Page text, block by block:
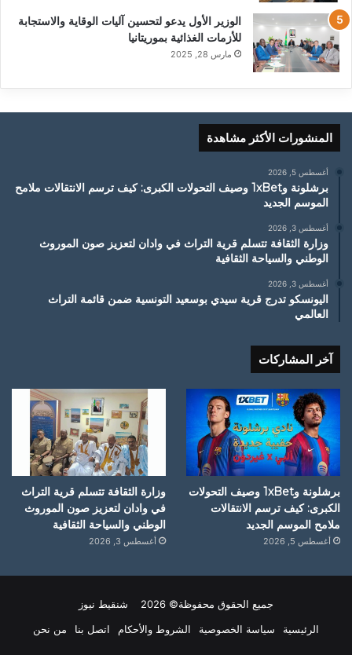
الوزير الأول يدعو لتحسين آليات الوقاية والاستجابة
للأزمات الغذائية بموريتانيا
مارس 28, 2025
المنشورات الأكثر مشاهدة
أغسطس 5, 2026
برشلونة و1xBet وصيف التحولات الكبرى: كيف ترسم الانتقالات ملامح
الموسم الجديد
أغسطس 3, 2026
وزارة الثقافة تتسلم قرية التراث في وادان لتعزيز صون الموروث
الوطني والسياحة الثقافية
أغسطس 3, 2026
اليونسكو تدرج قرية سيدي بوسعيد التونسية ضمن قائمة التراث
العالمي
آخر المشاركات
برشلونة و1xBet وصيف التحولات
الكبرى: كيف ترسم الانتقالات
ملامح الموسم الجديد
أغسطس 5, 2026
وزارة الثقافة تتسلم قرية التراث
في وادان لتعزيز صون الموروث
الوطني والسياحة الثقافية
أغسطس 3, 2026
جميع الحقوق محفوظة© 2026 شنقيط نيوز
الرئيسية
سياسة الخصوصية الشروط والأحكام اتصل بنا من نحن